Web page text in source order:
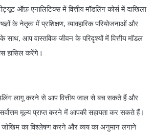
ऑफ़ एनालिटिक्स में वित्तीय मॉडलिंग कोर्स में दाखिला
के नेतृत्व में प्रशिक्षण, व्यावहारिक परियोजनाओं और
साथ, आप वास्तविक जीवन के परिदृश्यों में वित्तीय मॉडल
हासिल करेंगे।
मॉडलिंग लागू करने से आप वित्तीय जाल से बच सकते हैं और
सर्वोत्तम मूल्य प्राप्त करने में आपकी सहायता कर सकते हैं।
का विश्लेषण करने और व्यय का अनुमान लगाने